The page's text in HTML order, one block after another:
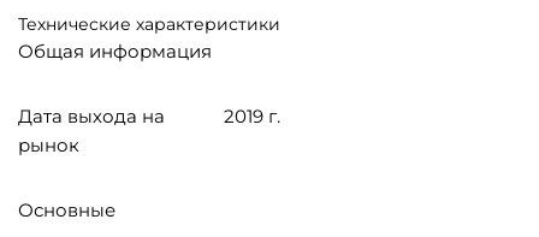
Технические характеристики
Общая информация
Дата выхода на
рынок
2019 г.
Основные